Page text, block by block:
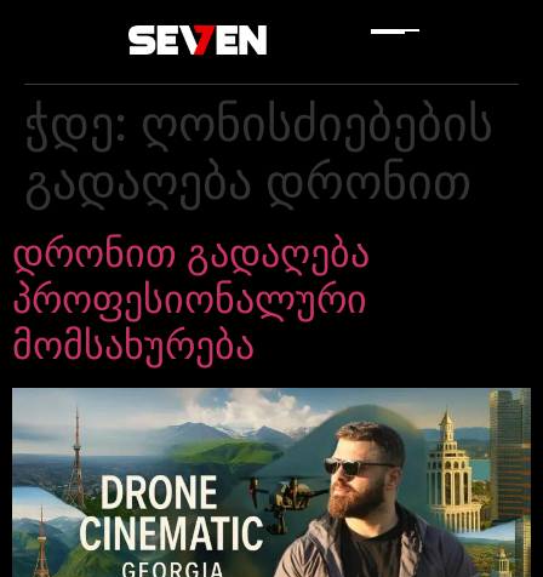
ჭდე: ღონისძიებების
გადაღება დრონით
დრონით გადაღება
პროფესიონალური
მომსახურება